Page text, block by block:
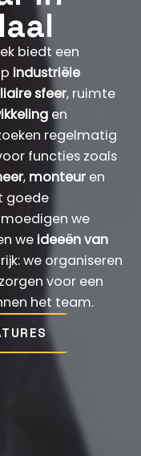
biedt een
industriële
sfeer, ruimte
en
regelmatig
functies zoals
, monteuren
goede
we
we ideeën van
we organiseren
voor een
het team.